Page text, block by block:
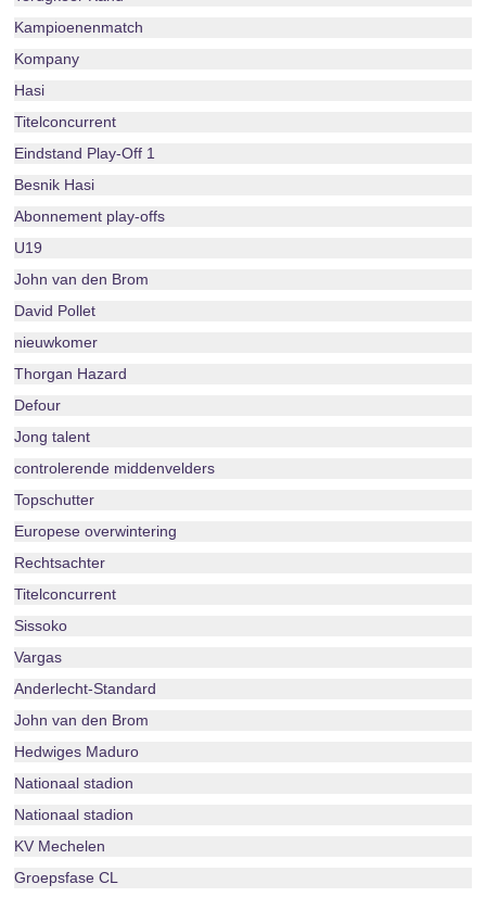
Kampioenenmatch
Kompany
Hasi
Titelconcurrent
Eindstand Play-Off 1
Besnik Hasi
Abonnement play-offs
U19
John van den Brom
David Pollet
nieuwkomer
Thorgan Hazard
Defour
Jong talent
controlerende middenvelders
Topschutter
Europese overwintering
Rechtsachter
Titelconcurrent
Sissoko
Vargas
Anderlecht-Standard
John van den Brom
Hedwiges Maduro
Nationaal stadion
Nationaal stadion
KV Mechelen
Groepsfase CL